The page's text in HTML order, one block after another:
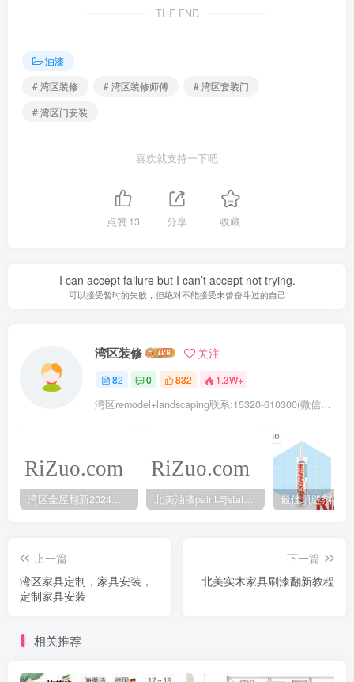
THE END
油漆
# 湾区装修
# 湾区装修师傅
# 湾区套装门
# 湾区门安装
喜欢就支持一下吧
点赞13 分享 收藏
I can accept failure but I can’t accept not trying.
可以接受暂时的失败，但绝对不能接受未曾奋斗过的自己
湾区装修 关注
82 0 832 1.3W+
湾区remodel+landscaping联系:15320-610300(微信同号去掉-)
湾区全屋翻新2024年5月最新报价 北美油漆paint与stain的不同之处
上一篇
湾区家具定制，家具安装，
定制家具安装
下一篇
北美实木家具刷漆翻新教程
相关推荐